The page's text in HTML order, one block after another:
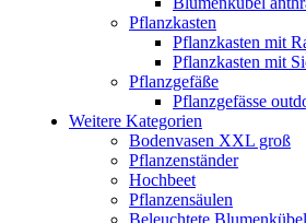
Pflanzkasten
Pflanzkasten mit
Pflanzkasten mit
Pflanzgefäße
Pflanzgefässe
Weitere Kategorien
Bodenvasen XXL groß
Pflanzenständer
Hochbeet
Pflanzensäulen
Beleuchtete Blumenkübel